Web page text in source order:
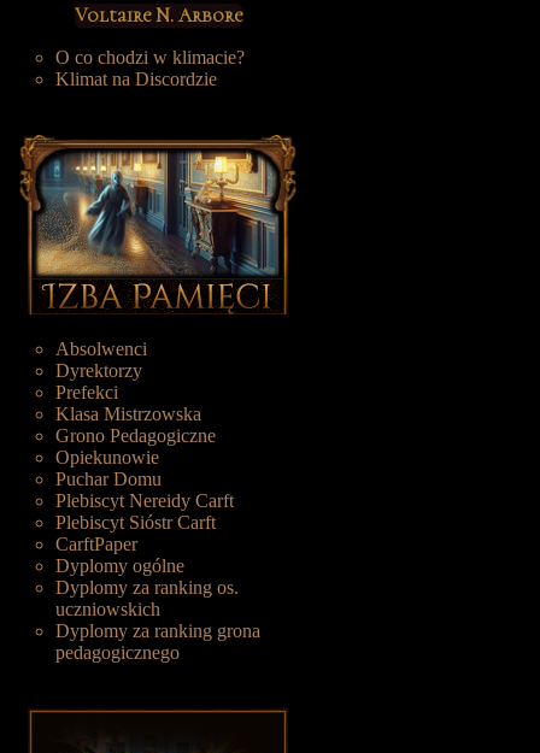
Voltaire N. Arbore
O co chodzi w klimacie?
Klimat na Discordzie
Absolwenci
Dyrektorzy
Prefekci
Klasa Mistrzowska
Grono Pedagogiczne
Opiekunowie
Puchar Domu
Plebiscyt Nereidy Carft
Plebiscyt Sióstr Carft
CarftPaper
Dyplomy ogólne
Dyplomy za ranking os.
uczniowskich
Dyplomy za ranking grona
pedagogicznego